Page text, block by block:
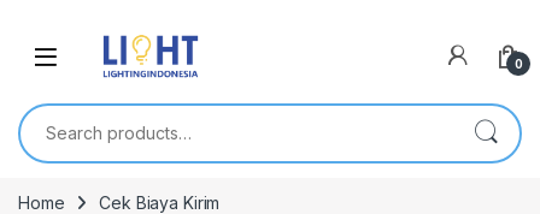
0
Search for:
Home Cek Biaya Kirim